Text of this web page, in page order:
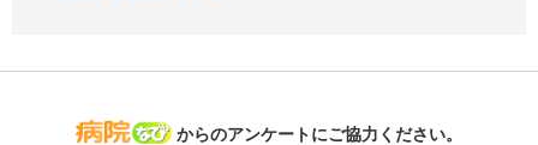
病院なび
からのアンケートにご協力ください。